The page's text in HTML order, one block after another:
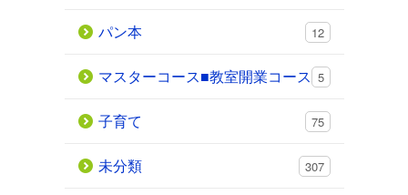
パン本 12
マスターコース■教室開業コース 5
子育て 75
未分類 307